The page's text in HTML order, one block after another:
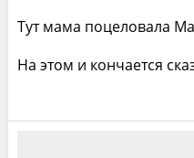
Тут мама поцеловала
На этом и кончается